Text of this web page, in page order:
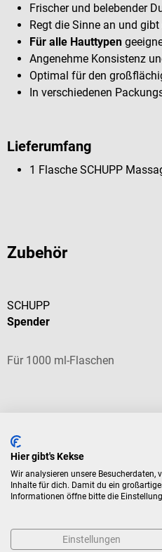
Frischer und belebender
Regt die Sinne an und
Für alle Hauttypen
Angenehme Konsistenz
Optimal für den
In verschiedenen
Lieferumfang
1 Flasche SCHUPP
Zubehör
SCHUPP
Spender
Für 1000 ml-Flaschen
€ 5,15*
Preise inkl. MwSt. zzgl. Versandkosten
Kunden kauften auch
Hier gibt's Kekse
Wir analysieren unsere Besucherdaten,
Inhalte für dich. Damit du ein
Informationen öffne bitte die
Einstellungen